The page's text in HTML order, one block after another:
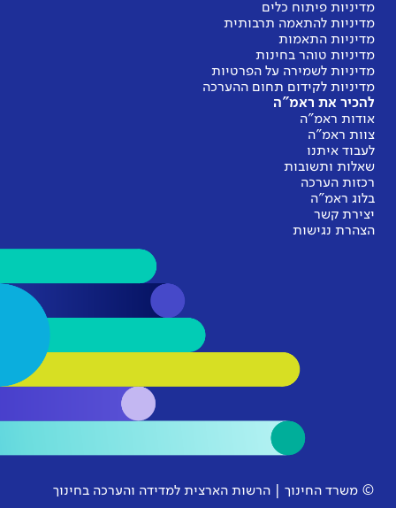
מדיניות פיתוח כלים
מדיניות להתאמה תרבותית
מדיניות התאמות
מדיניות טוהר בחינות
מדיניות לשמירה על הפרטיות
מדיניות לקידום תחום ההערכה
להכיר את ראמ"ה
אודות ראמ"ה
צוות ראמ"ה
לעבוד איתנו
שאלות ותשובות
רכזות הערכה
בלוג ראמ"ה
יצירת קשר
הצהרת נגישות
© משרד החינוך | הרשות הארצית למדידה והערכה בחינוך